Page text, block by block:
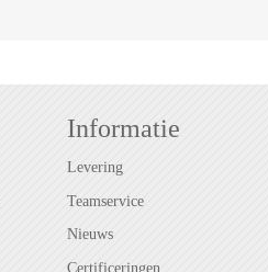
Informatie
Levering
Teamservice
Nieuws
Certificeringen